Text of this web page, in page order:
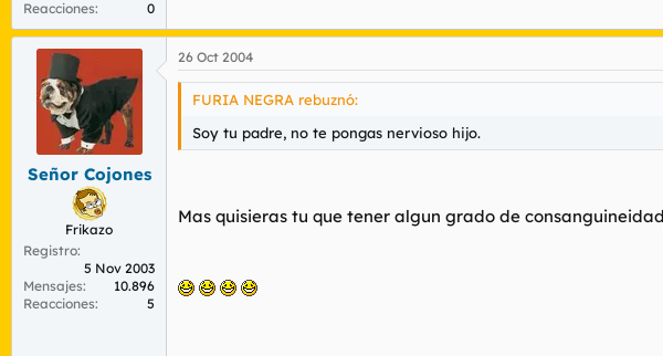
Reacciones
0
Señor Cojones
Frikazo
Registro
5 Nov 2003
Mensajes
10.896
Reacciones
5
26 Oct 2004
FURIA NEGRA rebuznó:
Soy tu padre, no te pongas nervioso hijo.
Mas quisieras tu que tener algun grado de